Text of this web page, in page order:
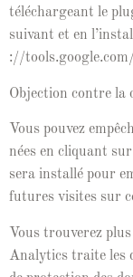
téléchargeant le
suiv­ant et en
://
Objec­tion con­tre la
Vous pou­vez
nées en cli­quant
sera instal­lé pour
futures vis­ites sur
Vous trou­verez
Ana­lyt­ics traite les